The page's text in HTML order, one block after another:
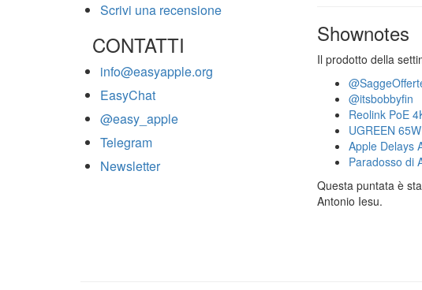
Scrivi una recensione
CONTATTI
info@easyapple.org
EasyChat
@easy_apple
Telegram
Newsletter
Shownotes
Il prodotto della
@itsbobbyfin
Reolink PoE
UGREEN
Apple Delays
Paradosso di
Questa puntata è
Antonio Iesu.